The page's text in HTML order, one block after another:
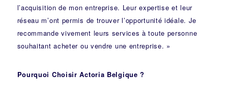
l’acquisition de mon entreprise. Leur expertise et leur
réseau m’ont permis de trouver l’opportunité idéale. Je
recommande vivement leurs services à toute personne
souhaitant acheter ou vendre une entreprise. »
Pourquoi Choisir Actoria Belgique ?